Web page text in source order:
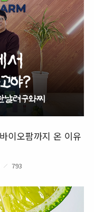
이오팜까지 온 이유
793